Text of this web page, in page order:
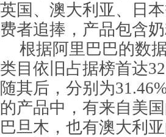
英国、澳大利亚、日
费者追捧，产品包含
根据阿里巴巴的数
类目依旧占据榜首达
随其后，分别为
的产品中，有来自美
巴旦木，也有澳大利